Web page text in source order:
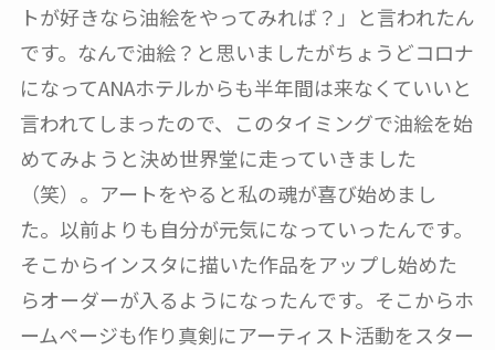
トが好きなら油絵をやってみれば？」と言われたん
です。なんで油絵？と思いましたがちょうどコロナ
になってANAホテルからも半年間は来なくていいと
言われてしまったので、このタイミングで油絵を始
めてみようと決め世界堂に走っていきました
（笑）。アートをやると私の魂が喜び始めまし
た。以前よりも自分が元気になっていったんです。
そこからインスタに描いた作品をアップし始めた
らオーダーが入るようになったんです。そこからホ
ームページも作り真剣にアーティスト活動をスター